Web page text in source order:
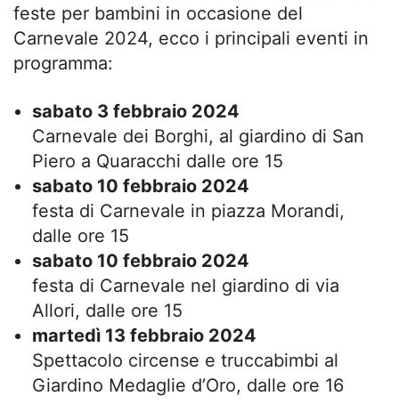
feste per bambini in occasione del
Carnevale 2024, ecco i principali eventi in
programma:
sabato 3 febbraio 2024
Carnevale dei Borghi, al giardino di San
Piero a Quaracchi dalle ore 15
sabato 10 febbraio 2024
festa di Carnevale in piazza Morandi,
dalle ore 15
sabato 10 febbraio 2024
festa di Carnevale nel giardino di via
Allori, dalle ore 15
martedì 13 febbraio 2024
Spettacolo circense e truccabimbi al
Giardino Medaglie d’Oro, dalle ore 16